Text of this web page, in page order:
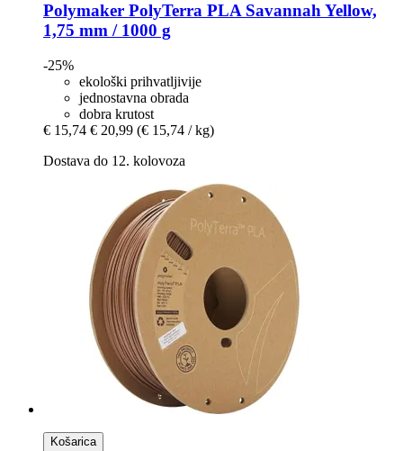
Polymaker PolyTerra PLA Savannah Yellow,
1,75 mm / 1000 g
-25%
ekološki prihvatljivije
jednostavna obrada
dobra krutost
€ 15,74 € 20,99 (€ 15,74 / kg)
Dostava do 12. kolovoza
Košarica